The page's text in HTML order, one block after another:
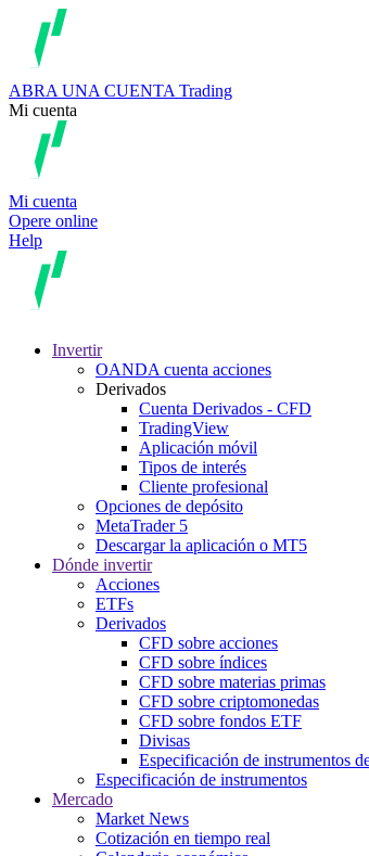
ABRA UNA CUENTA Trading
Mi cuenta
Mi cuenta
Opere online
Help
Invertir
OANDA cuenta acciones
Derivados
Cuenta Derivados - CFD
TradingView
Aplicación móvil
Tipos de interés
Cliente profesional
Opciones de depósito
MetaTrader 5
Descargar la aplicación o MT5
Dónde invertir
Acciones
ETFs
Derivados
CFD sobre acciones
CFD sobre índices
CFD sobre materias primas
CFD sobre criptomonedas
CFD sobre fondos ETF
Divisas
Especificación de instrumentos
Especificación de instrumentos
Mercado
Market News
Cotización en tiempo real